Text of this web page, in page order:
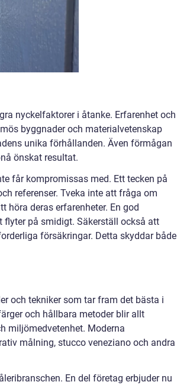
nyckelfaktorer i åtanke. Erfarenhet och
byggnader och materialvetenskap
unika förhållanden. Även förmågan
önskat resultat.
får kompromissas med. Ett tecken på
referenser. Tveka inte att fråga om
höra deras erfarenheter. En god
på smidigt. Säkerställ också att
försäkringar. Detta skyddar både
och tekniker som tar fram det bästa i
och hållbara metoder blir allt
miljömedvetenhet. Moderna
målning, stucco veneziano och andra
En del företag erbjuder nu